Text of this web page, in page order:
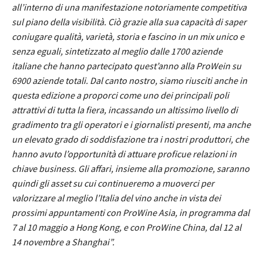
all’interno di una manifestazione notoriamente competitiva
sul piano della visibilità. Ciò grazie alla sua capacità di saper
coniugare qualità, varietà, storia e fascino in un mix unico e
senza eguali, sintetizzato al meglio dalle 1700 aziende
italiane che hanno partecipato quest’anno alla ProWein su
6900 aziende totali. Dal canto nostro, siamo riusciti anche in
questa edizione a proporci come uno dei principali poli
attrattivi di tutta la fiera, incassando un altissimo livello di
gradimento tra gli operatori e i giornalisti presenti, ma anche
un elevato grado di soddisfazione tra i nostri produttori, che
hanno avuto l’opportunità di attuare proficue relazioni in
chiave business. Gli affari, insieme alla promozione, saranno
quindi gli asset su cui continueremo a muoverci per
valorizzare al meglio l’Italia del vino anche in vista dei
prossimi appuntamenti con ProWine Asia, in programma dal
7 al 10 maggio a Hong Kong, e con ProWine China, dal 12 al
14 novembre a Shanghai”.